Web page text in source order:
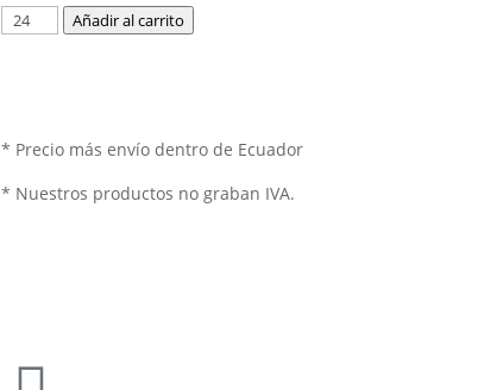
Añadir al carrito
* Precio más envío dentro de Ecuador
* Nuestros productos no graban IVA.